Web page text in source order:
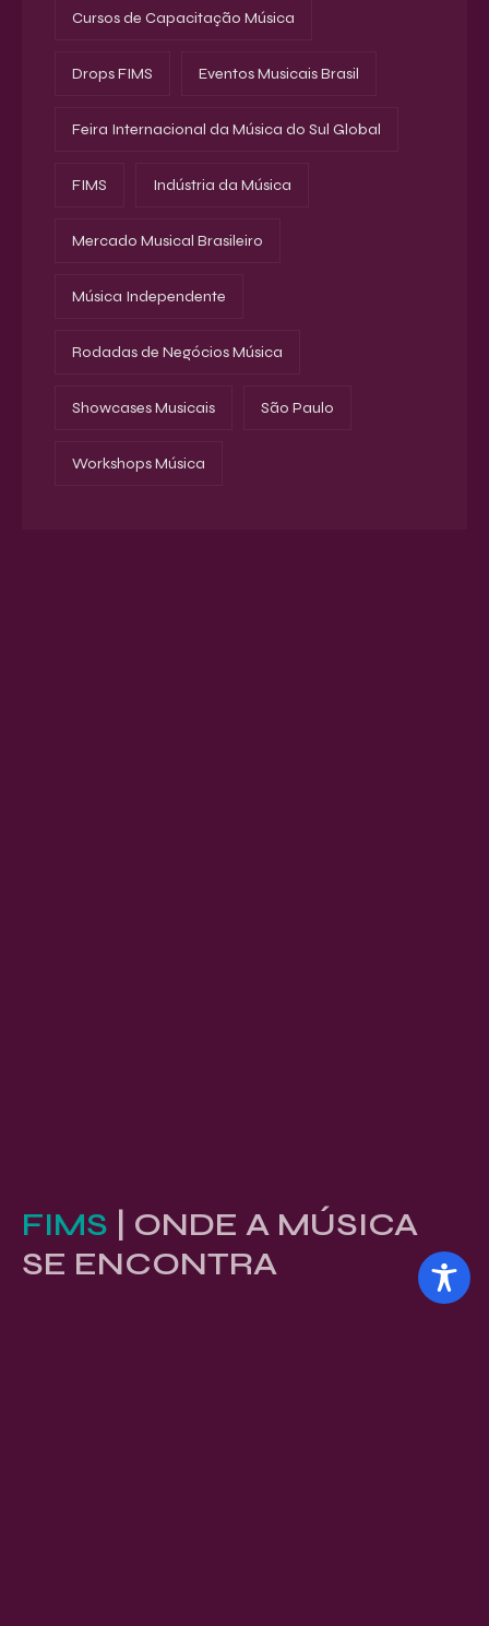
Cursos de Capacitação Música
Drops FIMS Eventos Musicais Brasil
Feira Internacional da Música do Sul Global
FIMS Indústria da Música
Mercado Musical Brasileiro
Música Independente
Rodadas de Negócios Música
Showcases Musicais São Paulo
Workshops Música
FIMS | ONDE A MÚSICA
SE ENCONTRA